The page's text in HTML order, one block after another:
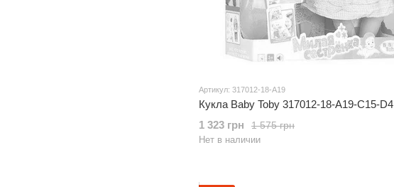
Артикул: 317012-18-A19
Кукла Baby Toby 317012-18-A19-C15-D4
1 575 грн
1 323 грн
Нет в наличии